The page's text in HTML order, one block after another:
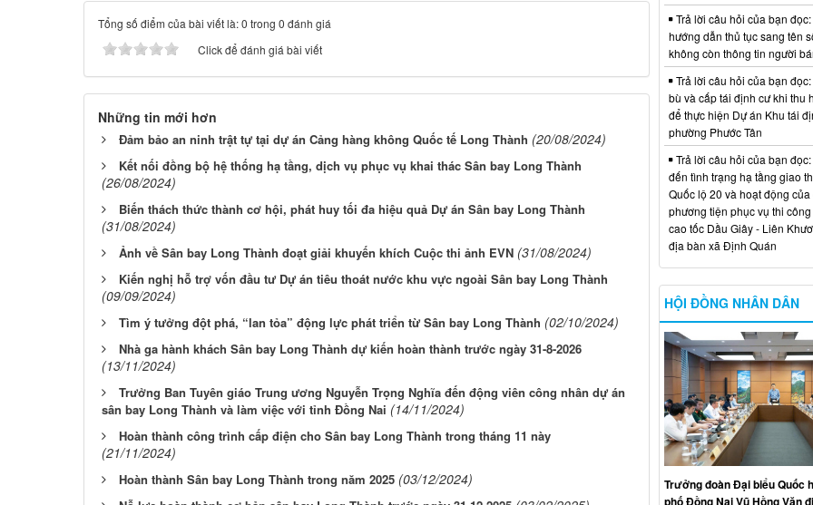
Tổng số điểm của bài viết là: 0 trong 0 đánh giá
Click để đánh giá bài viết
Những tin mới hơn
Đảm bảo an ninh trật tự tại dự án Cảng hàng không Quốc tế Long Thành (20/08/2024)
Kết nối đồng bộ hệ thống hạ tầng, dịch vụ phục vụ khai thác Sân bay Long Thành
(26/08/2024)
Biến thách thức thành cơ hội, phát huy tối đa hiệu quả Dự án Sân bay Long Thành
(31/08/2024)
Ảnh về Sân bay Long Thành đoạt giải khuyến khích Cuộc thi ảnh EVN (31/08/2024)
Kiến nghị hỗ trợ vốn đầu tư Dự án tiêu thoát nước khu vực ngoài Sân bay Long Thành
(09/09/2024)
Tìm ý tưởng đột phá, “lan tỏa” động lực phát triển từ Sân bay Long Thành (02/10/2024)
Nhà ga hành khách Sân bay Long Thành dự kiến hoàn thành trước ngày 31-8-2026
(13/11/2024)
Trưởng Ban Tuyên giáo Trung ương Nguyễn Trọng Nghĩa đến động viên công nhân dự án
sân bay Long Thành và làm việc với tỉnh Đồng Nai (14/11/2024)
Hoàn thành công trình cấp điện cho Sân bay Long Thành trong tháng 11 này
(21/11/2024)
Hoàn thành Sân bay Long Thành trong năm 2025 (03/12/2024)
Trả lời câu hỏi của bạn
hướng dẫn thủ tục sang tên
không còn thông tin người
Trả lời câu hỏi của bạn
bù và cấp tái định cư khi thu
để thực hiện Dự án Khu tái
phường Phước Tân
Trả lời câu hỏi của bạn
đến tình trạng hạ tầng giao
Quốc lộ 20 và hoạt động của
phương tiện phục vụ thi
cao tốc Dầu Giây - Liên
địa bàn xã Định Quán
HỘI ĐỒNG NHÂN DÂN
Trưởng đoàn Đại biểu Quốc
phố Đồng Nai Vũ Hồng Văn